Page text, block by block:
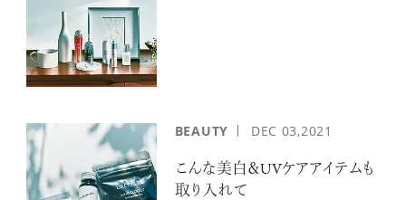
BEAUTY DEC 03,2021
こんな美白＆UVケアアイテムも
取り入れて